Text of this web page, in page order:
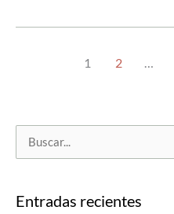
DE
DISFRUTAR
TU
1 2 …
u
c
Entradas recientes